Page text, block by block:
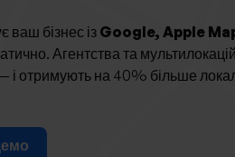
ваш бізнес із Google, Apple
Агентства та
і отримують на 40% більше